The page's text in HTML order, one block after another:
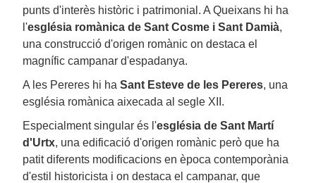
punts d'interès històric i patrimonial. A Queixans hi ha
l'església romànica de Sant Cosme i Sant Damià,
una construcció d'origen romànic on destaca el
magnífic campanar d'espadanya.
A les Pereres hi ha Sant Esteve de les Pereres, una
església romànica aixecada al segle XII.
Especialment singular és l'església de Sant Martí
d'Urtx, una edificació d'origen romànic però que ha
patit diferents modificacions en època contemporània
d'estil historicista i on destaca el campanar, que